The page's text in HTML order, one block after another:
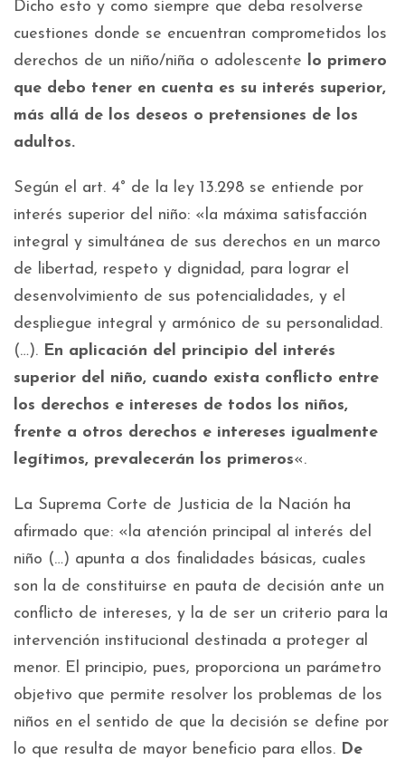
Dicho esto y como siempre que deba resolverse
cuestiones donde se encuentran comprometidos los
derechos de un niño/niña o adolescente lo primero
que debo tener en cuenta es su interés superior,
más allá de los deseos o pretensiones de los
adultos.
Según el art. 4° de la ley 13.298 se entiende por
interés superior del niño: «la máxima satisfacción
integral y simultánea de sus derechos en un marco
de libertad, respeto y dignidad, para lograr el
desenvolvimiento de sus potencialidades, y el
despliegue integral y armónico de su personalidad.
(…). En aplicación del principio del interés
superior del niño, cuando exista conflicto entre
los derechos e intereses de todos los niños,
frente a otros derechos e intereses igualmente
legítimos, prevalecerán los primeros«.
La Suprema Corte de Justicia de la Nación ha
afirmado que: «la atención principal al interés del
niño (…) apunta a dos finalidades básicas, cuales
son la de constituirse en pauta de decisión ante un
conflicto de intereses, y la de ser un criterio para la
intervención institucional destinada a proteger al
menor. El principio, pues, proporciona un parámetro
objetivo que permite resolver los problemas de los
niños en el sentido de que la decisión se define por
lo que resulta de mayor beneficio para ellos. De